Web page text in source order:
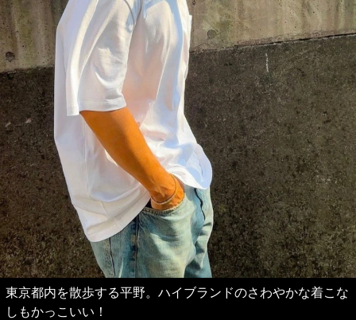
東京都内を散歩する平野。ハイブランドのさわやかな着こな
しもかっこいい！